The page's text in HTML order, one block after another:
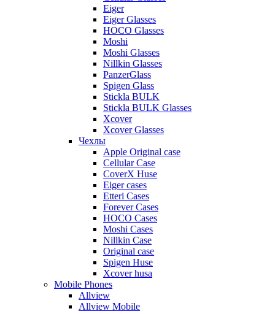
Eiger
Eiger Glasses
HOCO Glasses
Moshi
Moshi Glasses
Nillkin Glasses
PanzerGlass
Spigen Glass
Stickla BULK
Stickla BULK Glasses
Xcover
Xcover Glasses
Чехлы
Apple Original case
Cellular Case
CoverX Huse
Eiger cases
Etteri Cases
Forever Cases
HOCO Cases
Moshi Cases
Nillkin Case
Original case
Spigen Huse
Xcover husa
Mobile Phones
Allview
Allview Mobile